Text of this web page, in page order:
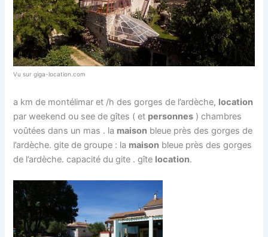
Vu sur giga-location.com
a km de montélimar et /h des gorges de l’ardèche, location
par weekend ou see de gîtes ( et personnes ) chambres
voûtées dans un mas . la maison bleue près des gorges de
l’ardèche. gite de groupe : la maison bleue près des gorges
de l’ardèche. capacité du gite . gîte location.